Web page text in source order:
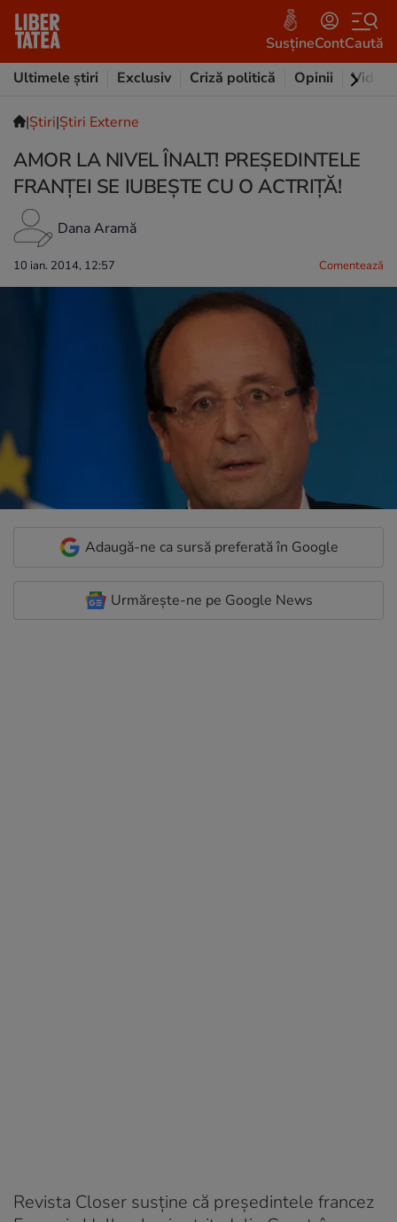
SusțineContCaută
Ultimele știri
Exclusiv Criză politică Opinii Video
|Ştiri|Știri Externe
AMOR LA NIVEL ÎNALT! PREŞEDINTELE
FRANŢEI SE IUBEŞTE CU O ACTRIŢĂ!
Dana Aramă
10 ian. 2014, 12:57 Comentează
Adaugă-ne ca sursă preferată în Google
Urmărește-ne pe Google News
Revista Closer susţine că preşedintele francez